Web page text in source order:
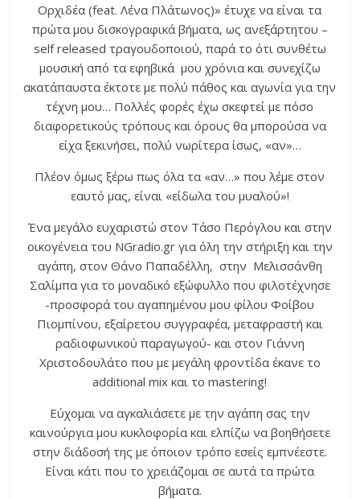
Ορχιδέα (feat. Λένα Πλάτωνος)» έτυχε να είναι τα
πρώτα μου δισκογραφικά βήματα, ως ανεξάρτητου –
self released τραγουδοποιού, παρά το ότι συνθέτω
μουσική από τα εφηβικά μου χρόνια και συνεχίζω
ακατάπαυστα έκτοτε με πολύ πάθος και αγωνία για την
τέχνη μου… Πολλές φορές έχω σκεφτεί με πόσο
διαφορετικούς τρόπους και όρους θα μπορούσα να
είχα ξεκινήσει, πολύ νωρίτερα ίσως, «αν»…
Πλέον όμως ξέρω πως όλα τα «αν…» που λέμε στον
εαυτό μας, είναι «είδωλα του μυαλού»!
Ένα μεγάλο ευχαριστώ στον Τάσο Περόγλου και στην
οικογένεια του NGradio.gr για όλη την στήριξη και την
αγάπη, στον Θάνο Παπαδέλλη, στην Μελισσάνθη
Σαλίμπα για το μοναδικό εξώφυλλο που φιλοτέχνησε
-προσφορά του αγαπημένου μου φίλου Φοίβου
Πιομπίνου, εξαίρετου συγγραφέα, μεταφραστή και
ραδιοφωνικού παραγωγού- και στον Γιάννη
Χριστοδουλάτο που με μεγάλη φροντίδα έκανε το
additional mix και το mastering!
Εύχομαι να αγκαλιάσετε με την αγάπη σας την
καινούργια μου κυκλοφορία και ελπίζω να βοηθήσετε
στην διάδοσή της με όποιον τρόπο εσείς εμπνέεστε.
Είναι κάτι που το χρειάζομαι σε αυτά τα πρώτα
βήματα.